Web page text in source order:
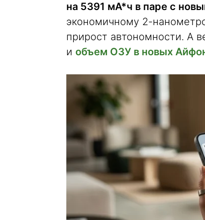
на 5391 мА*ч в паре с
экономичному 2-
прирост автономности. А
и объем ОЗУ в новых